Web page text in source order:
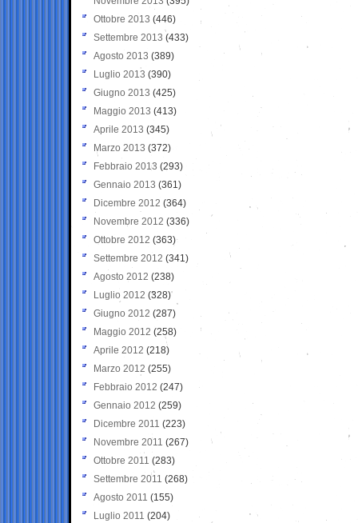
Ottobre 2013 (446)
Settembre 2013 (433)
Agosto 2013 (389)
Luglio 2013 (390)
Giugno 2013 (425)
Maggio 2013 (413)
Aprile 2013 (345)
Marzo 2013 (372)
Febbraio 2013 (293)
Gennaio 2013 (361)
Dicembre 2012 (364)
Novembre 2012 (336)
Ottobre 2012 (363)
Settembre 2012 (341)
Agosto 2012 (238)
Luglio 2012 (328)
Giugno 2012 (287)
Maggio 2012 (258)
Aprile 2012 (218)
Marzo 2012 (255)
Febbraio 2012 (247)
Gennaio 2012 (259)
Dicembre 2011 (223)
Novembre 2011 (267)
Ottobre 2011 (283)
Settembre 2011 (268)
Agosto 2011 (155)
Luglio 2011 (204)